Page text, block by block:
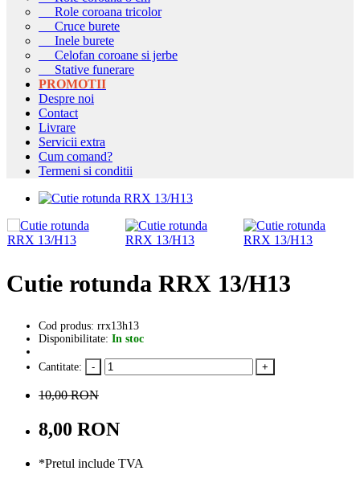
Role coroana tricolor
Cruce burete
Inele burete
Celofan coroane si jerbe
Stative funerare
PROMOTII
Despre noi
Contact
Livrare
Servicii extra
Cum comand?
Termeni si conditii
Cutie rotunda RRX 13/H13
Cod produs: rrx13h13
Disponibilitate: In stoc
Cantitate:
10,00 RON
8,00 RON
*Pretul include TVA